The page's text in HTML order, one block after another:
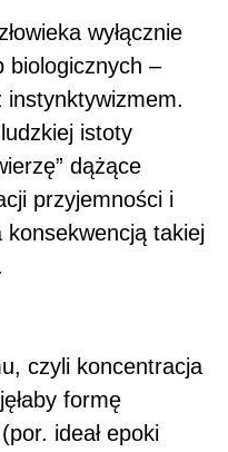
wyłącznie
biologicznych –
instynktywizmem.
istoty
dążące
przyjemności i
takiej
czyli koncentracja
formę
ideał epoki